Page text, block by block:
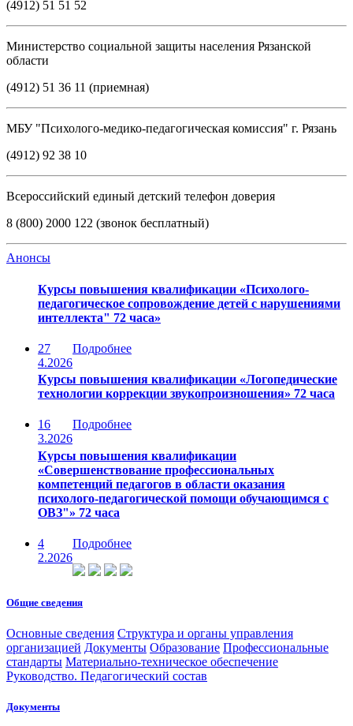
(4912) 51 51 52
Министерство социальной защиты населения Рязанской
области
(4912) 51 36 11 (приемная)
МБУ "Психолого-медико-педагогическая комиссия" г. Рязань
(4912) 92 38 10
Всероссийский единый детский телефон доверия
8 (800) 2000 122 (звонок бесплатный)
Анонсы
Курсы повышения квалификации «Психолого-
педагогическое сопровождение детей с нарушениями
интеллекта" 72 часа»
27
4.2026
Подробнее
Курсы повышения квалификации «Логопедические
технологии коррекции звукопроизношения» 72 часа
16
3.2026
Подробнее
Курсы повышения квалификации
«Совершенствование профессиональных
компетенций педагогов в области оказания
психолого-педагогической помощи обучающимся с
ОВЗ"» 72 часа
4
2.2026
Подробнее
Общие сведения
Основные сведения Структура и органы управления
организацией Документы Образование Профессиональные
стандарты Материально-техническое обеспечение
Руководство. Педагогический состав
Документы